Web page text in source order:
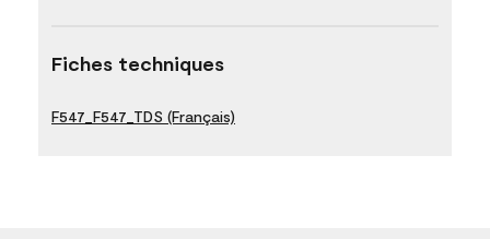
Fiches techniques
F547_F547_TDS (Français)